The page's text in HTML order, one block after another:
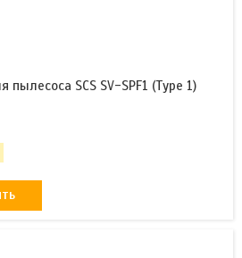
пылесоса SCS SV-SPF1 (Type 1)